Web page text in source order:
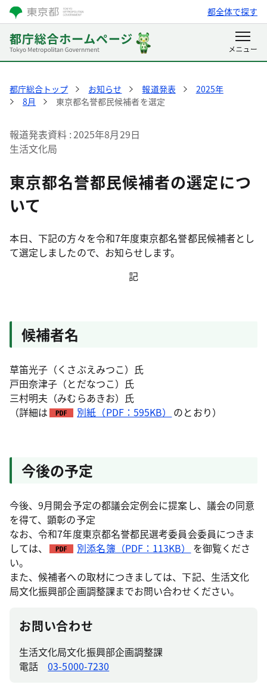
都全体で探す
都庁総合トップ お知らせ 報道発表
2025年
8月
東京都名誉都民候補者を選定
報道発表資料 2025年8月29日
生活文化局
東京都名誉都民候補者の選定につ
いて
本日、下記の方々を令和7年度東京都名誉都民候補者とし
て選定しましたので、お知らせします。
記
候補者名
草笛光子（くさぶえみつこ）氏
戸田奈津子（とだなつこ）氏
三村明夫（みむらあきお）氏
（詳細は
別紙（PDF：595KB） のとおり）
今後の予定
今後、9月開会予定の都議会定例会に提案し、議会の同意
を得て、顕彰の予定
なお、令和7年度東京都名誉都民選考委員会委員につきま
しては、
別添名簿（PDF：113KB）
を御覧くださ
い。
また、候補者への取材につきましては、下記、生活文化
局文化振興部企画調整課までお問い合わせください。
お問い合わせ
生活文化局文化振興部企画調整課
電話03-5000-7230